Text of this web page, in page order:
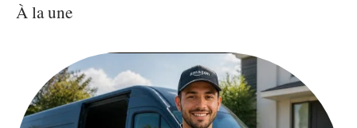
À la une